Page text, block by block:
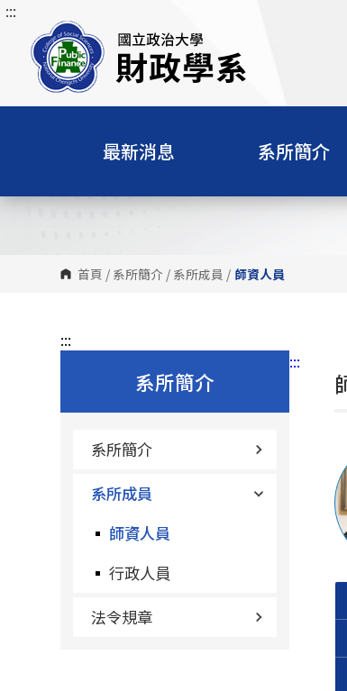
跳
內
:::
最新消息 系所簡介
首頁 / 系所簡介 / 系所成員 / 師資人員
:::
系所簡介
系所簡介
系所成員
師資人員
行政人員
法令規章
:::